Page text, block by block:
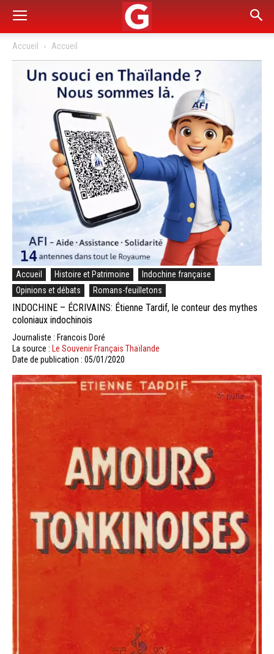
Accueil Accueil
Accueil Histoire et Patrimoine
Indochine française
Opinions et débats
Romans-feuilletons
INDOCHINE – ÉCRIVAINS: Étienne Tardif, le conteur des mythes
coloniaux indochinois
Journaliste : Francois Doré
La source :
Le Souvenir Français Thaïlande
Date de publication : 05/01/2020